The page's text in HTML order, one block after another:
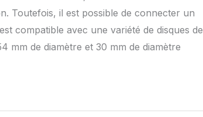
Toutefois, il est possible de connecter un
compatible avec une variété de disques de
mm de diamètre et 30 mm de diamètre